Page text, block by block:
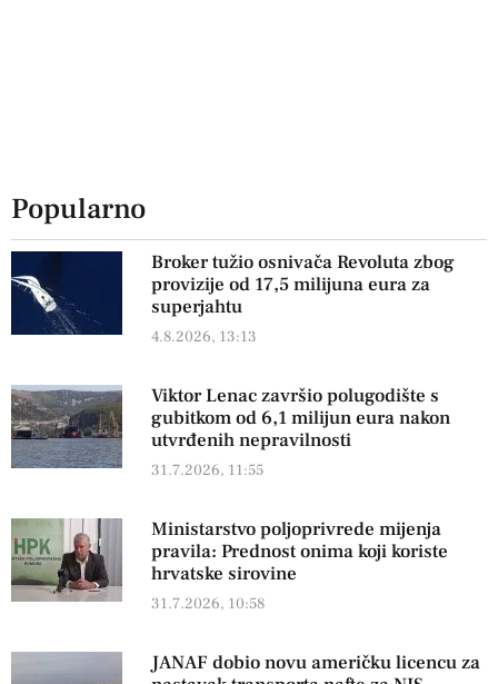
Popularno
Broker tužio osnivača Revoluta zbog
provizije od 17,5 milijuna eura za
superjahtu
4.8.2026, 13:13
Viktor Lenac završio polugodište s
gubitkom od 6,1 milijun eura nakon
utvrđenih nepravilnosti
31.7.2026, 11:55
Ministarstvo poljoprivrede mijenja
pravila: Prednost onima koji koriste
hrvatske sirovine
31.7.2026, 10:58
JANAF dobio novu američku licencu za